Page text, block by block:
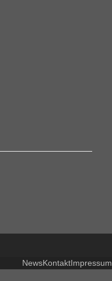
NewsKontaktImpressum